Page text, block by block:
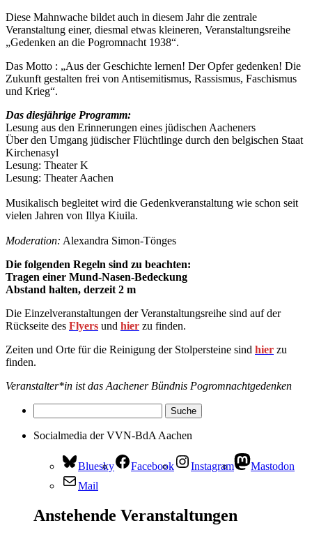
Diese Mahnwache bildet auch in diesem Jahr die zentrale
Veranstaltung einer, diesmal etwas kleineren, Veranstaltungsreihe
„Gedenken an die Pogromnacht 1938“.
Das Motto : „Aus der Geschichte lernen! Der Opfer gedenken! Die
Zukunft gestalten frei von Antisemitismus, Rassismus, Faschismus
und Krieg“.
Das diesjährige Programm:
Lesung aus den Erinnerungen eines jüdischen Aacheners
Über den Umgang jüdischer Flüchtlinge durch den belgischen Staat
Kirchenasyl
Lesung: Theater K
Lesung: Theater Aachen
Musikalisch begleitet wird die Gedenkveranstaltung wie schon seit
vielen Jahren von Illya Kiuila.
Moderation: Alexandra Simon-Tönges
Die folgenden Regeln sind zu beachten:
Tragen einer Mund-Nasen-Bedeckung
Abstand halten, derzeit 2 m
Die Einzelveranstaltungen der Veranstaltungsreihe sind auf der
Rückseite des Flyers und hier zu finden.
Zeiten und Orte für die Reinigung der Stolpersteine sind hier zu
finden.
Veranstalter*in ist das Aachener Bündnis Pogromnachtgedenken
Socialmedia der VVN-BdA Aachen
Bluesky Facebook Instagram
Mastodon
Mail
Anstehende Veranstaltungen